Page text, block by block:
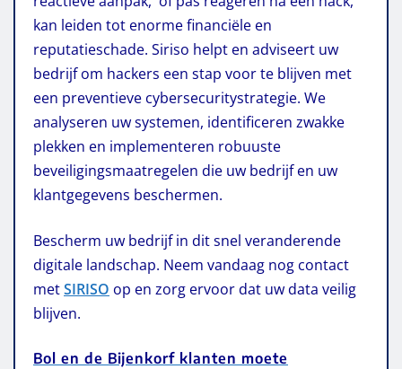
kan leiden tot enorme financiële en
reputatieschade. Siriso helpt en adviseert uw
bedrijf om hackers een stap voor te blijven met
een preventieve cybersecuritystrategie. We
analyseren uw systemen, identificeren zwakke
plekken en implementeren robuuste
beveiligingsmaatregelen die uw bedrijf en uw
klantgegevens beschermen.
Bescherm uw bedrijf in dit snel veranderende
digitale landschap. Neem vandaag nog contact
metSIRISO op en zorg ervoor dat uw data veilig
blijven.
Bol en de Bijenkorf klanten moete